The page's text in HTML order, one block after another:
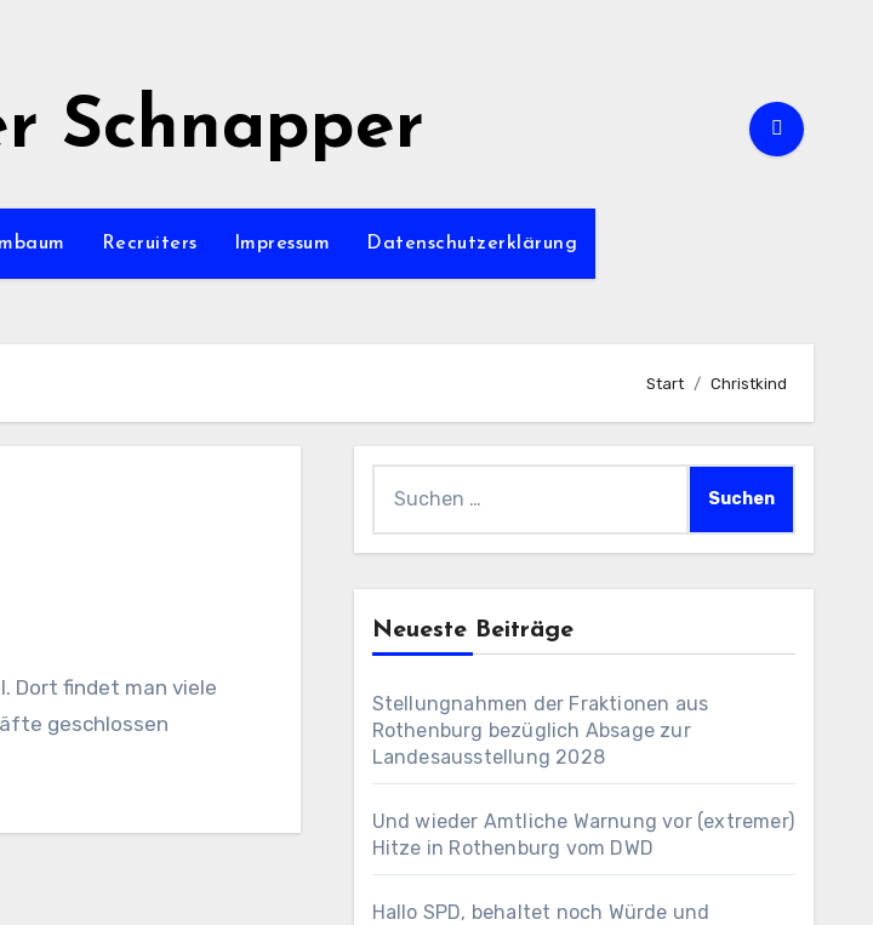
Schnapper
Recruiters Impressum Datenschutzerklärung
Start Christkind
Dort findet man viele
geschlossen
nach:
Neueste Beiträge
Stellungnahmen der Fraktionen aus
Rothenburg bezüglich Absage zur
Landesausstellung 2028
Und wieder Amtliche Warnung vor (extremer)
Hitze in Rothenburg vom DWD
Hallo SPD, behaltet noch Würde und